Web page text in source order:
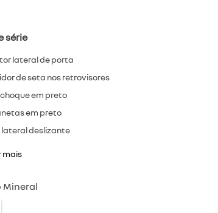
série
lateral de porta
de seta nos retrovisores
em preto
em preto
deslizante
mais
Mineral